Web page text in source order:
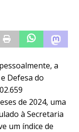
a
Defesa do
de 2024, uma
à Secretaria
um índice de